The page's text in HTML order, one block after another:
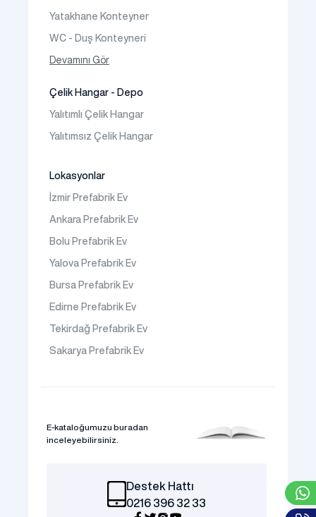
Yatakhane Konteyner
WC - Duş Konteyneri
Konteyner Ev
Devamını Gör
Çelik Hangar - Depo
Yalıtımlı Çelik Hangar
Yalıtımsız Çelik Hangar
Lokasyonlar
İzmir Prefabrik Ev
Ankara Prefabrik Ev
Bolu Prefabrik Ev
Yalova Prefabrik Ev
Bursa Prefabrik Ev
Edirne Prefabrik Ev
Tekirdağ Prefabrik Ev
Sakarya Prefabrik Ev
E-kataloğumuzu buradan
inceleyebilirsiniz.
Destek Hattı
0216 396 32 33